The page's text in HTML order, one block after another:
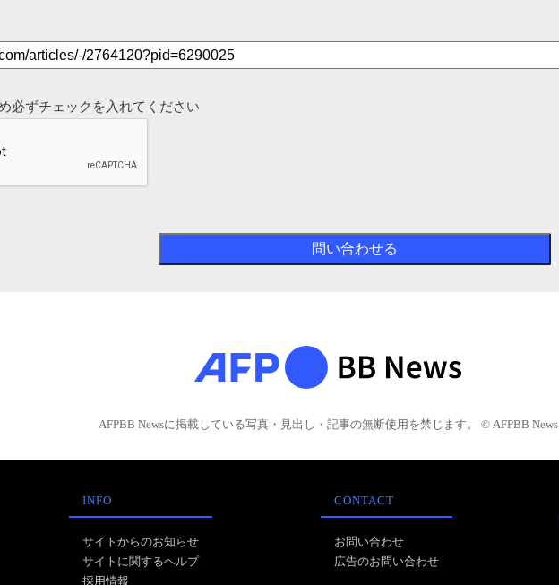
必ずチェックを入れてください
AFPBB Newsに掲載している写真・見出し・記事の無断使用を禁じます。 © AFPBB News
INFO
サイトからのお知らせ
サイトに関するヘルプ
採用情報
CONTACT
お問い合わせ
広告のお問い合わせ